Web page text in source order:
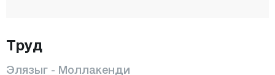
Труд
Элязыг - Моллакенди